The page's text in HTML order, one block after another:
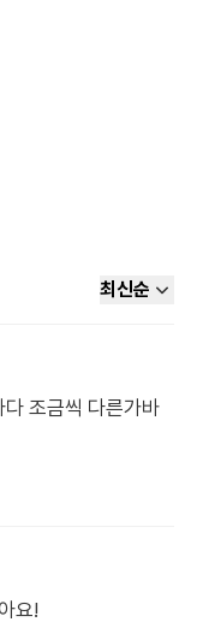
최신순
조금씩 다른가바
요!